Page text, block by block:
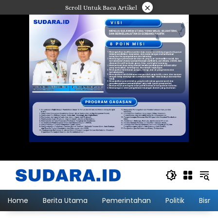
ke
Scroll Untuk Baca Artikel ×
Home Berita Utama Pemerintahan Politik